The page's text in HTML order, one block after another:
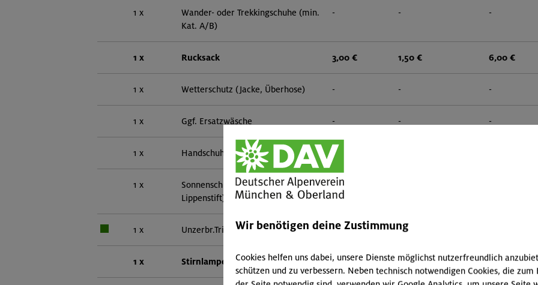
1 x
Wander- oder Trekkingschuhe (min.
Kat. A/B)
- - -
1 x Rucksack 3,00 € 1,50 € 6,00 €
1 x Wetterschutz (Jacke, Überhose) - - -
1 x Ggf. Ersatzwäsche - - -
1 x Handschuhe und Mütze -
1 x
Sonnenschutz (Brille, Hut, Creme,
Lippenstift)
-
1 x Unzerbr.Trink-/Thermoflasche - -
1 x Stirnlampe/Taschenlampe - - -
Wir benötigen deine Zustimmung
Cookies helfen uns dabei, unsere Dienste möglichst nutzerfreundlich
schützen und zu verbessern. Neben technisch notwendigen Cookies, die zum